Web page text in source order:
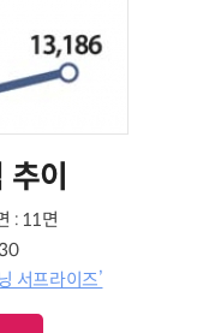
이
: 11면
서프라이즈’